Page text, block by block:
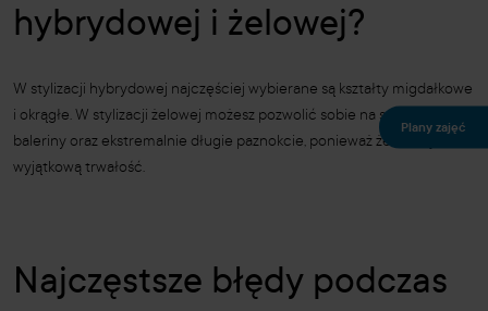
hybrydowej i żelowej?
W stylizacji hybrydowej najczęściej wybierane są kształty migdałkowe
i okrągłe. W stylizacji żelowej możesz pozwolić sobie na szpice,
baleriny oraz ekstremalnie długie paznokcie, ponieważ żel nadaje im
wyjątkową trwałość.
Najczęstsze błędy podczas
Plany zajęć